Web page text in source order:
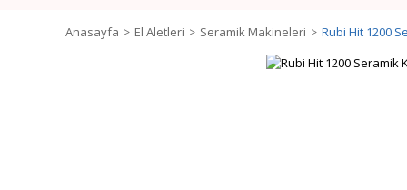
Anasayfa El Aletleri Seramik Makineleri Rubi Hit 1200